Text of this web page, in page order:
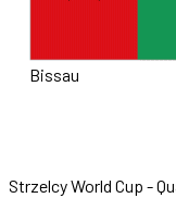
Bissau
Strzelcy World Cup -